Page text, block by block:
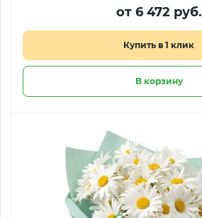
от 6 472 руб.
Купить в 1 клик
В корзину